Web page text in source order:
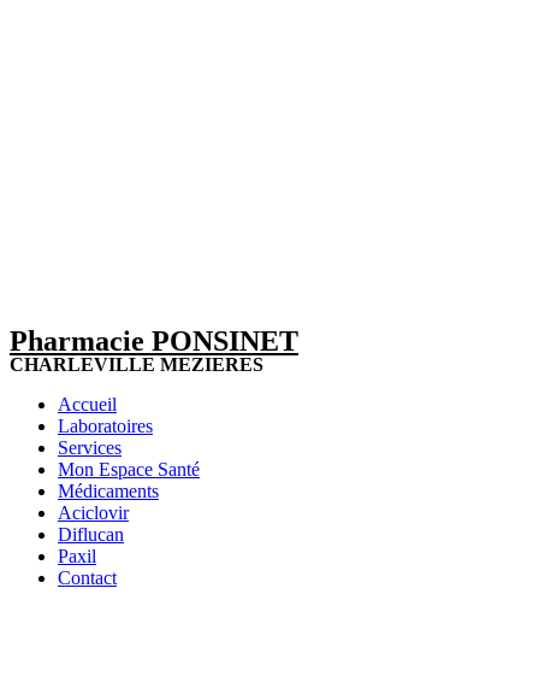
Pharmacie PONSINET
CHARLEVILLE MEZIERES
Accueil
Laboratoires
Services
Mon Espace Santé
Médicaments
Aciclovir
Diflucan
Paxil
Contact